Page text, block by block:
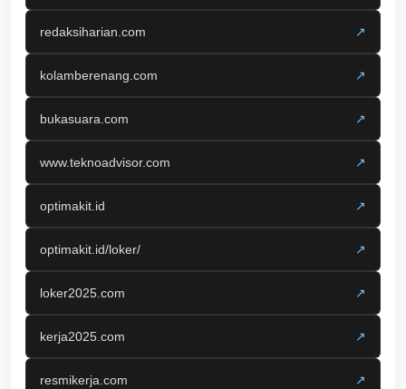
redaksiharian.com ↗
kolamberenang.com ↗
bukasuara.com ↗
www.teknoadvisor.com ↗
optimakit.id ↗
optimakit.id/loker/ ↗
loker2025.com ↗
kerja2025.com ↗
resmikerja.com ↗